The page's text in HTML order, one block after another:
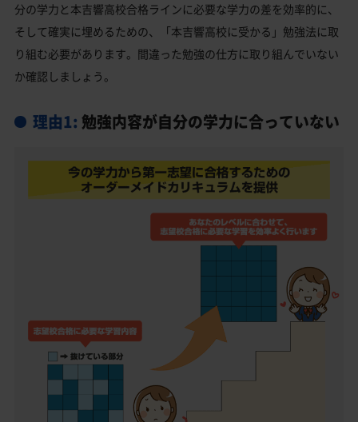
気仙沼市の他の私立高校
本吉響高校受験生からのよくある質問
分の学力と本吉響高校合格ラインに必要な学力の差を効率的に、
そして確実に埋めるための、「本吉響高校に受かる」勉強法に取
り組む必要があります。間違った勉強の仕方に取り組んでいない
か確認しましょう。
理由1: 勉強内容が自分の学力に合っていない